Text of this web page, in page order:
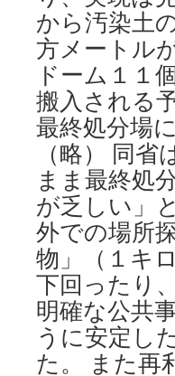
から汚染土
方メートル
ドーム１１
搬入される
最終処分場
（略） 同
まま最終処
が乏しい」
外での場所
物」（１キ
下回ったり
明確な公共
うに安定し
た。 また再